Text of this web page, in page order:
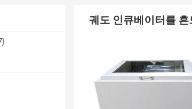
궤도 인큐베이터를